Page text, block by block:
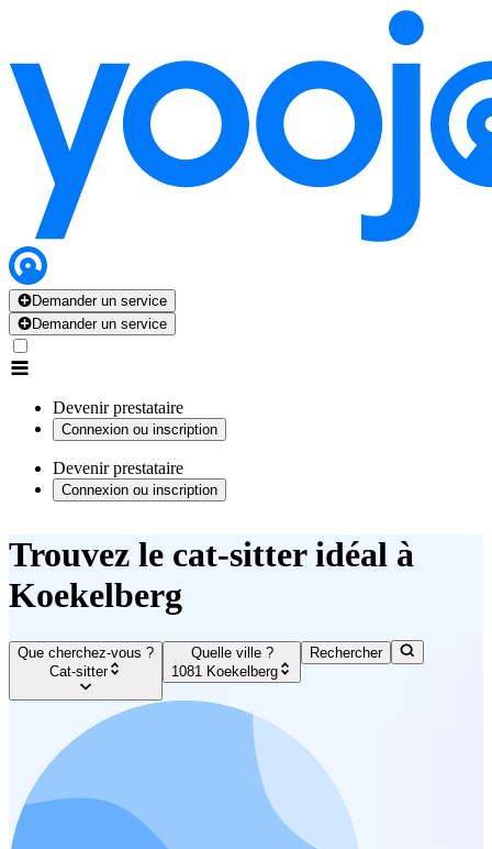
Demander un service
Demander un service
Devenir prestataire
Connexion ou inscription
Devenir prestataire
Connexion ou inscription
Trouvez le cat-sitter idéal à
Koekelberg
Que cherchez-vous ?
Cat-sitter
Quelle ville ?
1081 Koekelberg
Rechercher